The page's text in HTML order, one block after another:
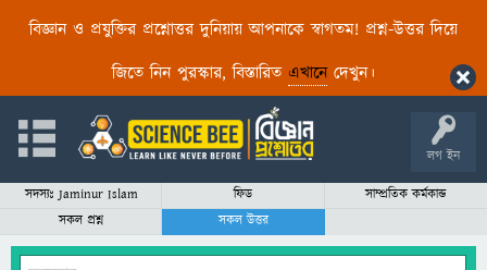
বিজ্ঞান ও প্রযুক্তির প্রশ্নোত্তর দুনিয়ায় আপনাকে স্বাগতম! প্রশ্ন-উত্তর দিয়ে
জিতে নিন পুরস্কার, বিস্তারিত এখানেদেখুন।
লগ ইন
সদস্যঃ Jaminur Islam ফিড
সাম্প্রতিক কর্মকান্ড
সকল প্রশ্ন
সকল উত্তর